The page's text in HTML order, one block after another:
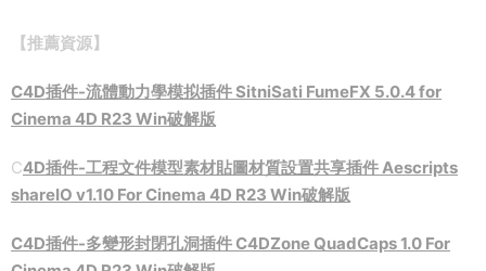
【推薦資源】
C4D插件-流體動力學模拟插件 SitniSati FumeFX 5.0.4 for
Cinema 4D R23 Win破解版
C4D插件-工程文件模型素材貼圖材質設置共享插件 Aescripts
shareIO v1.10 For Cinema 4D R23 Win破解版
C4D插件-多變形封閉孔洞插件 C4DZone QuadCaps 1.0 For